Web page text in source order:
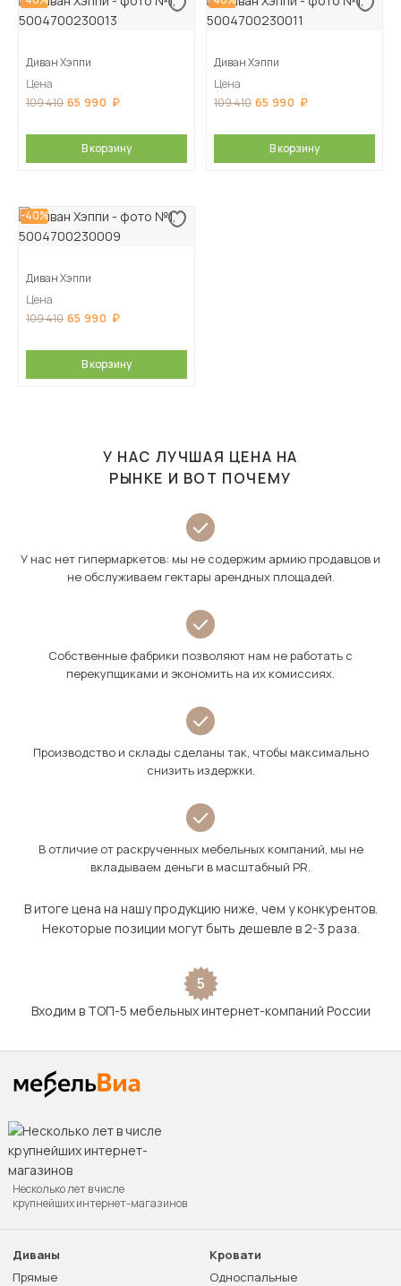
Диван Хэппи
Цена
109 410 65 990
В корзину
Диван Хэппи
Цена
109 410 65 990
В корзину
-40%
Диван Хэппи
Цена
109 410 65 990
В корзину
У НАС ЛУЧШАЯ ЦЕНА НА
РЫНКЕ И ВОТ ПОЧЕМУ
У нас нет гипермаркетов: мы не содержим армию продавцов и
не обслуживаем гектары арендных площадей.
Собственные фабрики позволяют нам не работать с
перекупщиками и экономить на их комиссиях.
Производство и склады сделаны так, чтобы максимально
снизить издержки.
В отличие от раскрученных мебельных компаний, мы не
вкладываем деньги в масштабный PR.
В итоге цена на нашу продукцию ниже, чем у конкурентов.
Некоторые позиции могут быть дешевле в 2-3 раза.
5
Входим в ТОП-5 мебельных интернет-компаний России
Несколько лет в числе
крупнейших интернет-магазинов
Диваны
Прямые
Кровати
Односпальные